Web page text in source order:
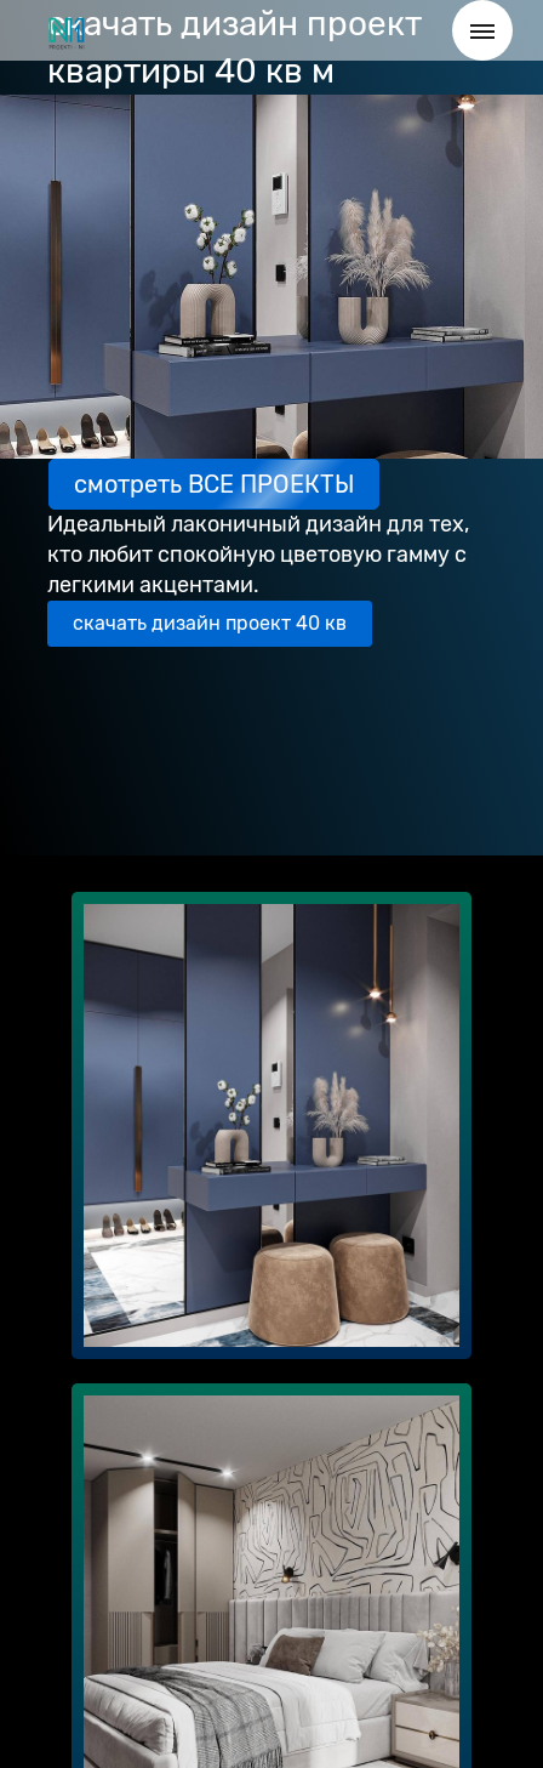
скачать дизайн проект
квартиры 40 кв м
смотреть ВСЕ ПРОЕКТЫ
Идеальный лаконичный дизайн для тех,
кто любит спокойную цветовую гамму с
легкими акцентами.
скачать дизайн проект 40 кв